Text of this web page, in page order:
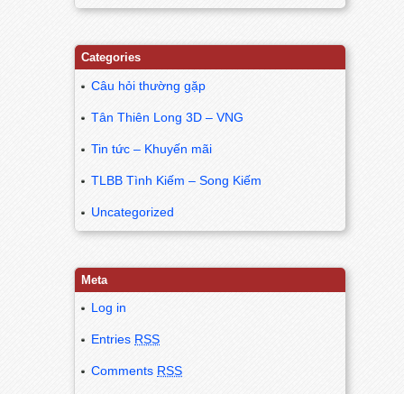
Categories
Câu hỏi thường gặp
Tân Thiên Long 3D – VNG
Tin tức – Khuyến mãi
TLBB Tình Kiếm – Song Kiếm
Uncategorized
Meta
Log in
Entries RSS
Comments RSS